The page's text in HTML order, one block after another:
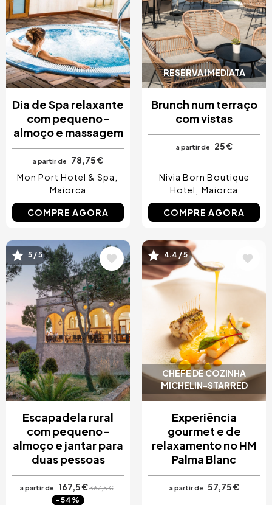
Dia de Spa relaxante
com pequeno-
almoço e massagem
a partir de
78,75 €
Mon Port Hotel & Spa
Maiorca
COMPRE AGORA
RESERVA IMEDIATA
Brunch num terraço
com vistas
a partir de 25 €
Nivia Born Boutique
Hotel
Maiorca
COMPRE AGORA
Imagem
5 / 5
Escapadela rural
com pequeno-
almoço e jantar para
duas pessoas
a partir de 167,5 €367,5 €
-54%
CHEFE DE COZINHA
MICHELIN-STARRED
Imagem
4.4 / 5
Experiência
gourmet e de
relaxamento no HM
Palma Blanc
a partir de 57,75 €